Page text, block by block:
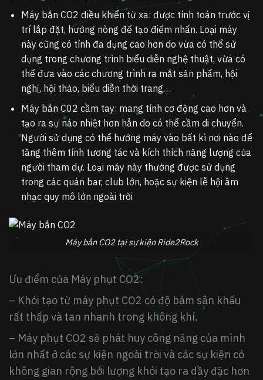
Máy bắn CO2 điều khiển từ xa: được tính toán trước vị
trí lắp đặt, hướng nòng để tạo điểm nhấn. Loại máy
này cũng có tính đa dụng cao hơn do vừa có thể sử
dụng trong chương trình biểu diễn nghệ thuật, vừa có
thể đưa vào các chương trình ra mắt sản phẩm, hội
nghị, hội thảo, biểu diễn thời trang…
Máy bắn C02 cầm tay: mang tính cơ động cao hơn và
tạo ra sự náo nhiệt hơn hẳn do có thể cầm di chuyển.
Người sử dụng có thể hướng máy vào bất kì nơi nào để
tăng thêm tính tương tác và kích thích năng lượng của
người tham dự. Loại máy này thường được sử dụng
trong các quán bar, club lớn, hoặc sự kiện lễ hội âm
nhạc quy mô lớn ngoài trời
Máy bắn CO2 tại sự kiện Ride2Rock
Ưu điểm của Máy phụt CO2:
– Khói tạo từ máy phụt CO2 có độ bám sân khấu
rất thấp và tan nhanh trong không khí.
– Máy phụt CO2 sẽ phát huy công năng của mình
lớn nhất ở các sự kiện ngoài trời và các sự kiện có
không gian rộng bởi lượng khói tạo ra dầy đặc hơn